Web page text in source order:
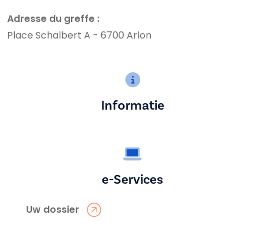
Adresse du greffe :
Place Schalbert A - 6700 Arlon
Informatie
e-Services
Uw dossier